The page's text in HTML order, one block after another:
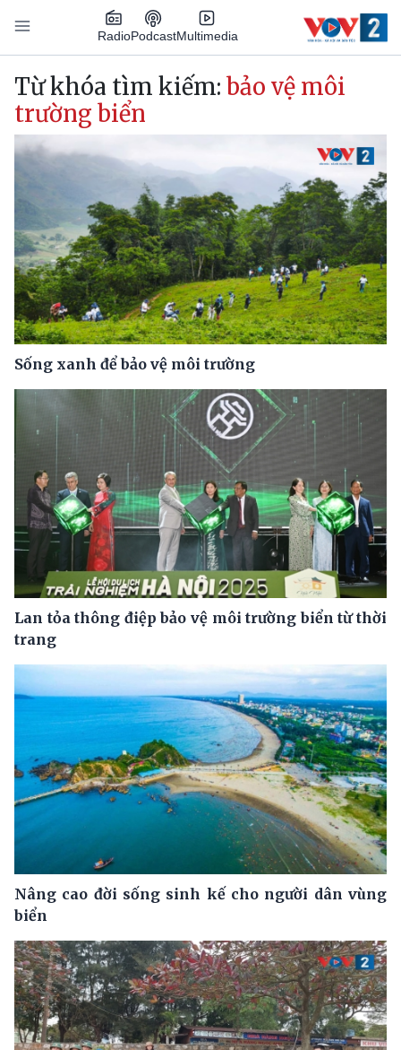
Nhảy đến nội dung
RadioPodcastMultimedia
Main navigation
Từ khóa tìm kiếm: bảo vệ môi
trường biển
Sống xanh để bảo vệ môi trường
Lan tỏa thông điệp bảo vệ môi trường biển từ thời
trang
Nâng cao đời sống sinh kế cho người dân vùng
biển